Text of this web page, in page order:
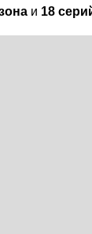
и 18